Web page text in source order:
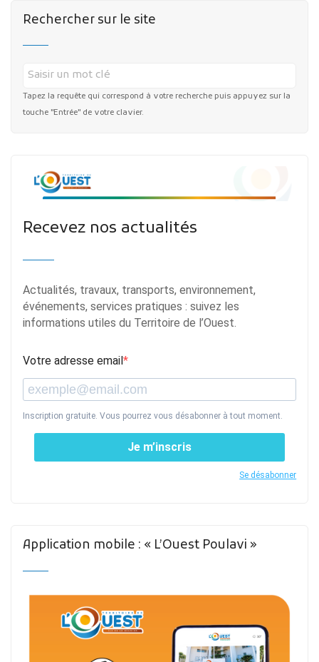
Rechercher sur le site
Tapez la requête qui correspond à votre recherche puis appuyez sur la
touche "Entrée" de votre clavier.
Recevez nos actualités
Actualités, travaux, transports, environnement,
événements, services pratiques : suivez les
informations utiles du Territoire de l’Ouest.
Votre adresse email
Inscription gratuite. Vous pourrez vous désabonner à tout moment.
Je m’inscris
Se désabonner
Application mobile : « L’Ouest Poulavi »